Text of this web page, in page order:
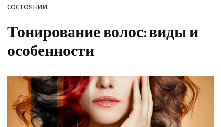
состоянии.
Тонирование волос: виды и
особенности